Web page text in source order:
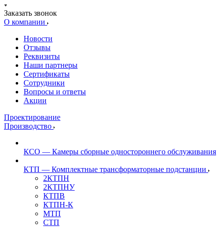
Заказать звонок
О компании
Новости
Отзывы
Реквизиты
Наши партнеры
Сертификаты
Сотрудники
Вопросы и ответы
Акции
Проектирование
Производство
КСО — Камеры сборные одностороннего обслуживания
КТП — Комплектные трансформаторные подстанции
2КТПН
2КТПНУ
КТПВ
КТПН-К
МТП
СТП